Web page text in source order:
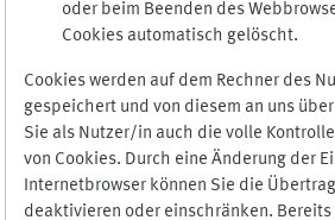
oder beim Beenden des
Cookies automatisch gelöscht.
Cookies werden auf dem Rechner des
gespeichert und von diesem an uns
Sie als Nutzer/in auch die volle
von Cookies. Durch eine Änderung der
Internetbrowser können Sie die
deaktivieren oder einschränken.